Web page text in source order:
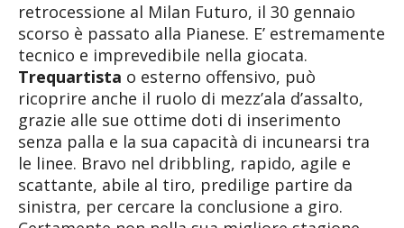
retrocessione al Milan Futuro, il 30 gennaio
scorso è passato alla Pianese. E’ estremamente
tecnico e imprevedibile nella giocata.
Trequartista o esterno offensivo, può
ricoprire anche il ruolo di mezz’ala d’assalto,
grazie alle sue ottime doti di inserimento
senza palla e la sua capacità di incunearsi tra
le linee. Bravo nel dribbling, rapido, agile e
scattante, abile al tiro, predilige partire da
sinistra, per cercare la conclusione a giro.